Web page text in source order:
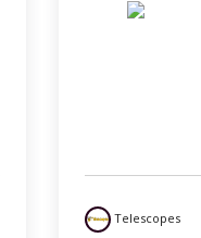
Telescopes